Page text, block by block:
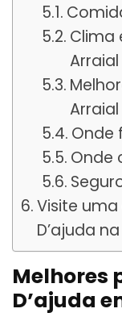
Clima
Arraial
Arraial
Onde
Onde
Visite
D’ajuda
Melhores
D’ajuda